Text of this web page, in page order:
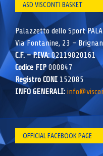
ASD VISCONTI BASKET
Palazzetto dello Sport
Via Fontanine, 23 –
C.F. – P.IVA:02119820161
Codice FIP000847
Registro CONI 152085
INFO GENERALI:
OFFICIAL FACEBOOK PAGE